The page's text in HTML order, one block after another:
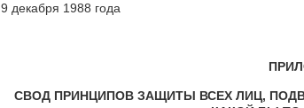
9 декабря 1988 года
СВОД ПРИНЦИПОВ ЗАЩИТЫ ВСЕХ ЛИЦ,